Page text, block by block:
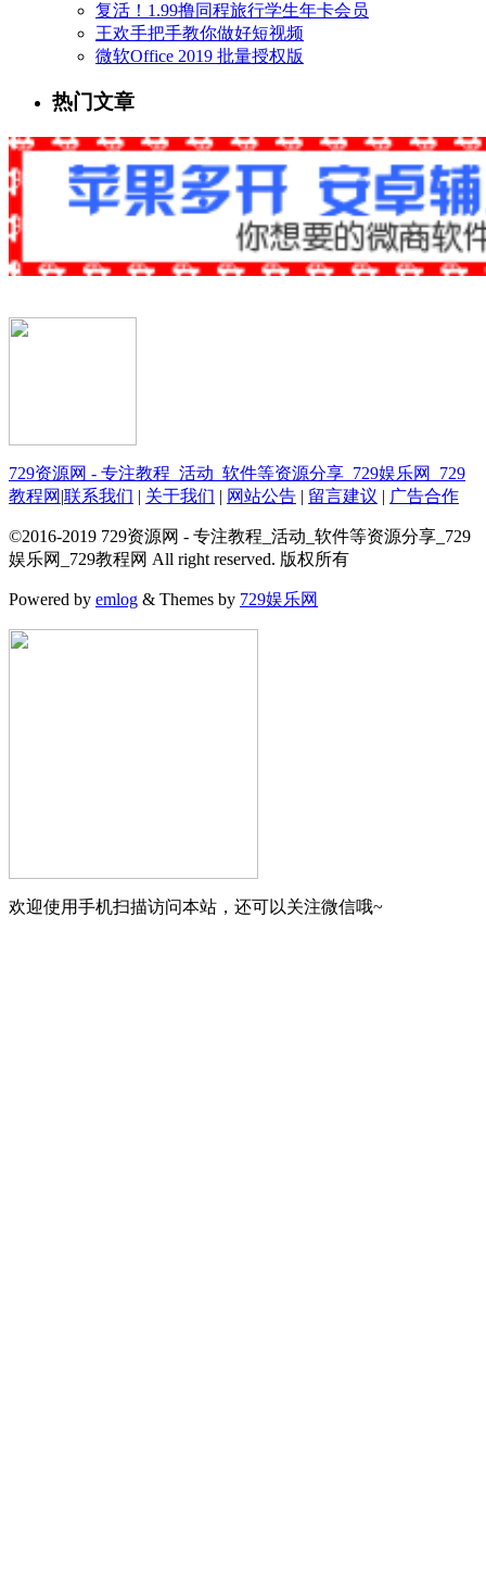
复活！1.99撸同程旅行学生年卡会员
王欢手把手教你做好短视频
微软Office 2019 批量授权版
热门文章
729资源网 - 专注教程_活动_软件等资源分享_729娱乐网_729
教程网 |联系我们 | 关于我们 | 网站公告 | 留言建议 | 广告合作
©2016-2019 729资源网 - 专注教程_活动_软件等资源分享_729
娱乐网_729教程网 All right reserved. 版权所有
Powered by emlog & Themes by 729娱乐网
欢迎使用手机扫描访问本站，还可以关注微信哦~